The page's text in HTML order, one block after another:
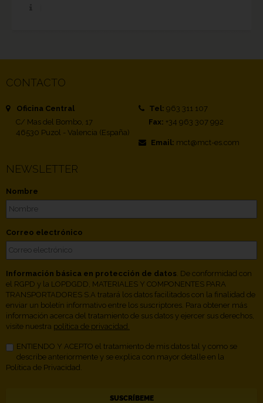
CONTACTO
Oficina Central
C/ Mas del Bombo, 17
46530 Puzol - Valencia (España)
Tel: 963 311 107
Fax: +34 963 307 992
Email: mct@mct-es.com
NEWSLETTER
Nombre
Correo electrónico
Información básica en protección de datos . De conformidad con
el RGPD y la LOPDGDD, MATERIALES Y COMPONENTES PARA
TRANSPORTADORES S.A tratará los datos facilitados con la finalidad de
enviar un boletín informativo entre los suscriptores. Para obtener más
información acerca del tratamiento de sus datos y ejercer sus derechos,
visite nuestra política de privacidad.
ENTIENDO Y ACEPTO el tratamiento de mis datos tal y como se
describe anteriormente y se explica con mayor detalle en la
Política de Privacidad.